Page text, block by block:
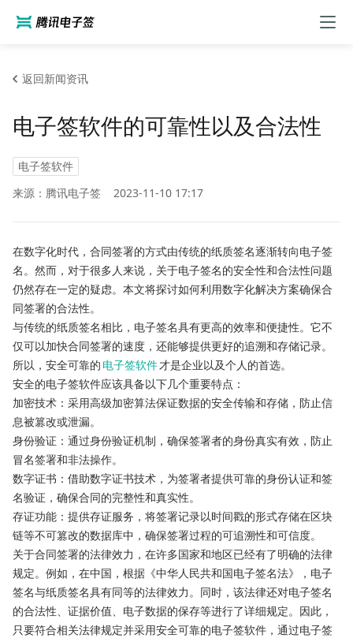
返回新闻资讯
电子签软件的可靠性以及合法性
电子签软件
来源：腾讯电子签
2023-11-10 17:17
在数字化时代，合同签署的方式由传统的纸质签名逐渐转向电子签
名。然而，对于很多人来说，关于电子签名的安全性和合法性问题
仍然存在一定的疑虑。本文将探讨如何利用数字化解决方案确保合
同签署的合法性。
与传统的纸质签名相比，电子签名具有更高的效率和便捷性。它不
仅可以加快合同签署的速度，还能够提供更好的追溯和存储记录。
所以，安全可靠的 电子签软件才是企业以及个人的首选。
安全的电子签软件应该具备以下几个重要特点：
加密技术：采用高级加密算法保证数据的安全传输和存储，防止信
息被篡改或泄漏。
身份验证：通过身份验证机制，确保签署者的身份真实有效，防止
冒名签署和非法操作。
数字证书：借助数字证书技术，为签署者提供可靠的身份认证和签
名验证，确保合同的完整性和真实性。
存证功能：提供存证服务，将签署记录以时间戳的形式存储在区块
链等不可篡改的数据库中，确保签署过程的可追溯性和可信度。
关于合同签署的法律效力，在许多国家和地区已经有了明确的法律
规定。例如，在中国，根据《中华人民共和国电子签名法》，电子
签名与纸质签名具有同等的法律效力。同时，该法律还对电子签名
的合法性、证据价值、电子数据的保存等进行了详细规定。因此，
只要符合相关法律规定并采用安全可靠的电子签软件，通过电子签